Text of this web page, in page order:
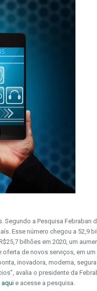
a Pesquisa Febraban
Esse número chegou a 52,9
bilhões em 2020, um
de novos serviços, em
inovadora, moderna,
avalia o presidente da
aqui e acesse a pesquisa.